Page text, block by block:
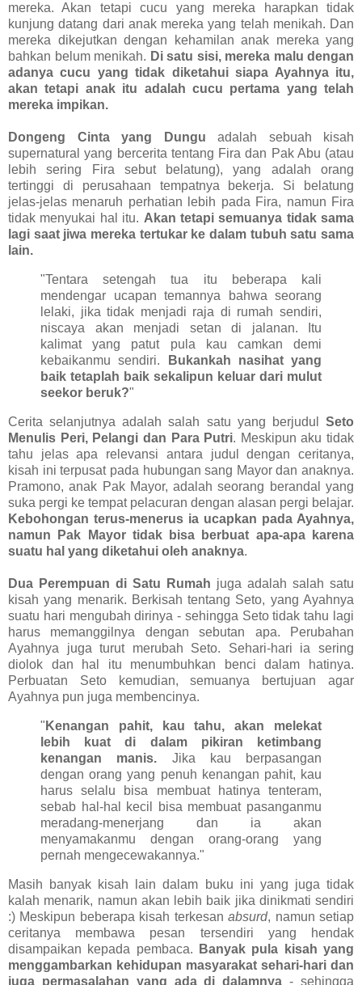
mereka. Akan tetapi cucu yang mereka harapkan tidak
kunjung datang dari anak mereka yang telah menikah. Dan
mereka dikejutkan dengan kehamilan anak mereka yang
bahkan belum menikah. Di satu sisi, mereka malu dengan
adanya cucu yang tidak diketahui siapa Ayahnya itu,
akan tetapi anak itu adalah cucu pertama yang telah
mereka impikan.
Dongeng Cinta yang Dungu adalah sebuah kisah
supernatural yang bercerita tentang Fira dan Pak Abu (atau
lebih sering Fira sebut belatung), yang adalah orang
tertinggi di perusahaan tempatnya bekerja. Si belatung
jelas-jelas menaruh perhatian lebih pada Fira, namun Fira
tidak menyukai hal itu. Akan tetapi semuanya tidak sama
lagi saat jiwa mereka tertukar ke dalam tubuh satu sama
lain.
"Tentara setengah tua itu beberapa kali
mendengar ucapan temannya bahwa seorang
lelaki, jika tidak menjadi raja di rumah sendiri,
niscaya akan menjadi setan di jalanan. Itu
kalimat yang patut pula kau camkan demi
kebaikanmu sendiri. Bukankah nasihat yang
baik tetaplah baik sekalipun keluar dari mulut
seekor beruk?"
Cerita selanjutnya adalah salah satu yang berjudul Seto
Menulis Peri, Pelangi dan Para Putri. Meskipun aku tidak
tahu jelas apa relevansi antara judul dengan ceritanya,
kisah ini terpusat pada hubungan sang Mayor dan anaknya.
Pramono, anak Pak Mayor, adalah seorang berandal yang
suka pergi ke tempat pelacuran dengan alasan pergi belajar.
Kebohongan terus-menerus ia ucapkan pada Ayahnya,
namun Pak Mayor tidak bisa berbuat apa-apa karena
suatu hal yang diketahui oleh anaknya.
Dua Perempuan di Satu Rumah juga adalah salah satu
kisah yang menarik. Berkisah tentang Seto, yang Ayahnya
suatu hari mengubah dirinya - sehingga Seto tidak tahu lagi
harus memanggilnya dengan sebutan apa. Perubahan
Ayahnya juga turut merubah Seto. Sehari-hari ia sering
diolok dan hal itu menumbuhkan benci dalam hatinya.
Perbuatan Seto kemudian, semuanya bertujuan agar
Ayahnya pun juga membencinya.
" Kenangan pahit, kau tahu, akan melekat
lebih kuat di dalam pikiran ketimbang
kenangan manis. Jika kau berpasangan
dengan orang yang penuh kenangan pahit, kau
harus selalu bisa membuat hatinya tenteram,
sebab hal-hal kecil bisa membuat pasanganmu
meradang-menerjang dan ia akan
menyamakanmu dengan orang-orang yang
pernah mengecewakannya."
Masih banyak kisah lain dalam buku ini yang juga tidak
kalah menarik, namun akan lebih baik jika dinikmati sendiri
:) Meskipun beberapa kisah terkesanabsurd, namun setiap
ceritanya membawa pesan tersendiri yang hendak
disampaikan kepada pembaca.
Banyak pula kisah yang
menggambarkan kehidupan masyarakat sehari-hari dan
juga permasalahan yang ada di dalamnya- sehingga